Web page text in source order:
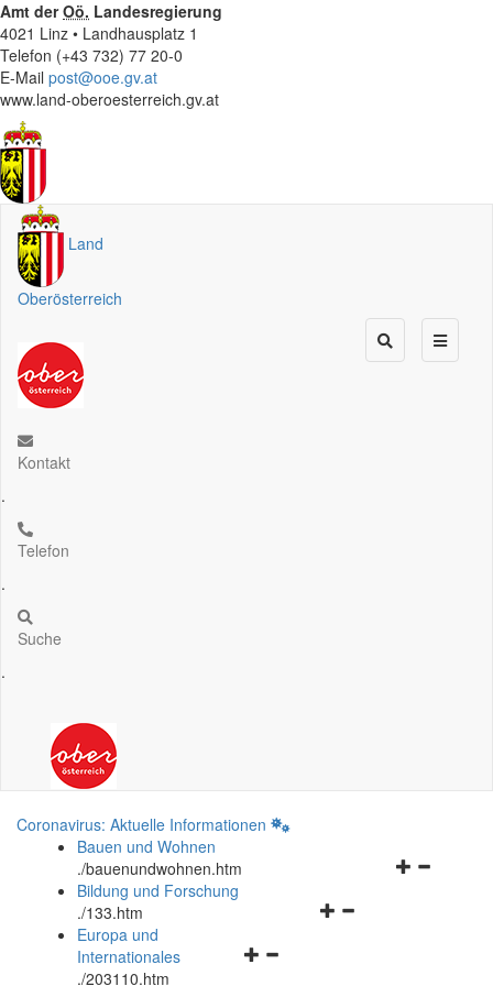
Amt derOö. Landesregierung
4021 Linz • Landhausplatz 1
Telefon (+43 732) 77 20-0
E-Mail post@ooe.gv.at
www.land-oberoesterreich.gv.at
Land
Oberösterreich
Kontakt
.
Telefon
.
Suche
.
Coronavirus: Aktuelle Informationen
Bauen und Wohnen
./bauenundwohnen.htm
Navigationsmenü
Bildung und Forschung
./133.htm
Navigationsmenü
Europa und
Internationales
./203110.htm